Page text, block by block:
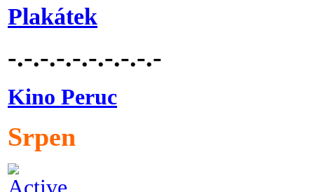
Plakátek
-.-.-.-.-.-.-.-.-.-
Kino Peruc
Srpen